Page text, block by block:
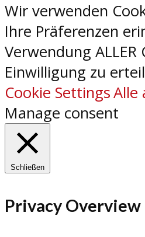
Wir verwenden
Ihre Präferenzen
Verwendung
Einwilligung zu
Cookie SettingsAlle
Manage consent
Schließen
Privacy Overview